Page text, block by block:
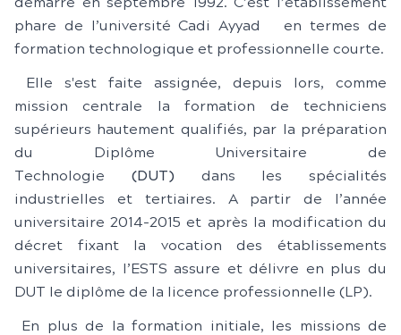
phare de l’université Cadi Ayyad en termes de
formation technologique et professionnelle courte.
Elle s'est faite assignée, depuis lors, comme
mission centrale la formation de techniciens
supérieurs hautement qualifiés, par la préparation
du Diplôme Universitaire de
Technologie (DUT)dans les spécialités
industrielles et tertiaires. A partir de l’année
universitaire 2014-2015 et après la modification du
décret fixant la vocation des établissements
universitaires, l’ESTS assure et délivre en plus du
DUT le diplôme de la licence professionnelle (LP).
En plus de la formation initiale, les missions de